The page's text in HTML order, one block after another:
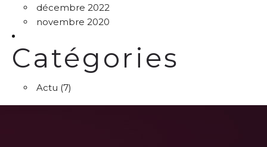
décembre 2022
novembre 2020
Catégories
Actu (7)